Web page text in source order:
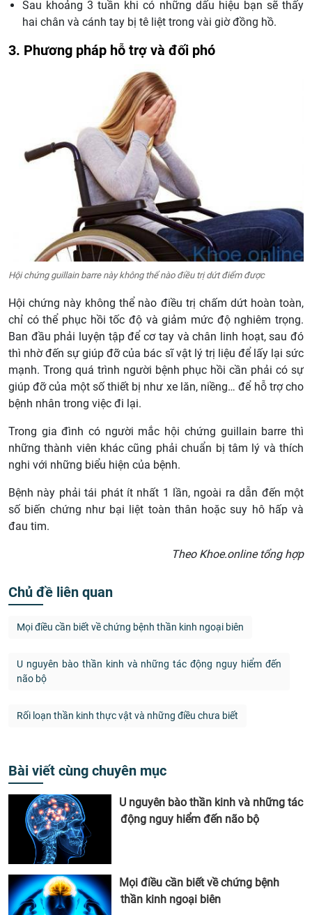
Sau khoảng 3 tuần khi có những dấu hiệu bạn sẽ thấy
hai chân và cánh tay bị tê liệt trong vài giờ đồng hồ.
3. Phương pháp hỗ trợ và đối phó
Hội chứng guillain barre này không thể nào điều trị dứt điểm được
Hội chứng này không thể nào điều trị chấm dứt hoàn toàn,
chỉ có thể phục hồi tốc độ và giảm mức độ nghiêm trọng.
Ban đầu phải luyện tập để cơ tay và chân linh hoạt, sau đó
thì nhờ đến sự giúp đỡ của bác sĩ vật lý trị liệu để lấy lại sức
mạnh. Trong quá trình người bệnh phục hồi cần phải có sự
giúp đỡ của một số thiết bị như xe lăn, niềng… để hỗ trợ cho
bệnh nhân trong việc đi lại.
Trong gia đình có người mắc hội chứng guillain barre thì
những thành viên khác cũng phải chuẩn bị tâm lý và thích
nghi với những biểu hiện của bệnh.
Bệnh này phải tái phát ít nhất 1 lần, ngoài ra dẫn đến một
số biến chứng như bại liệt toàn thân hoặc suy hô hấp và
đau tim.
Theo Khoe.online tổng hợp
Chủ đề liên quan
Mọi điều cần biết về chứng bệnh thần kinh ngoại biên
U nguyên bào thần kinh và những tác động nguy hiểm đến
não bộ
Rối loạn thần kinh thực vật và những điều chưa biết
Bài viết cùng chuyên mục
U nguyên bào thần kinh và những tác
động nguy hiểm đến não bộ
Mọi điều cần biết về chứng bệnh
thần kinh ngoại biên